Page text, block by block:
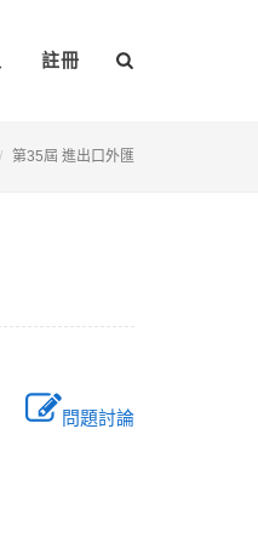
註冊
第35屆 進出口外匯
問題討論